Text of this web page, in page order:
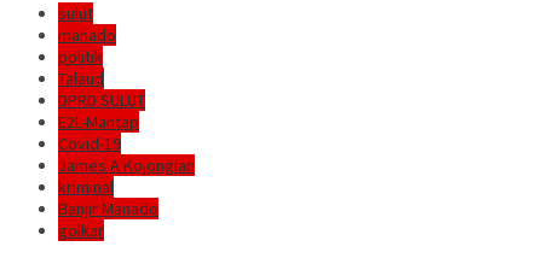
sulut
manado
politik
Talaud
DPRD SULUT
E2L-Mantap
Covid-19
James A Kojongian
kriminal
Banjir Manado
golkar